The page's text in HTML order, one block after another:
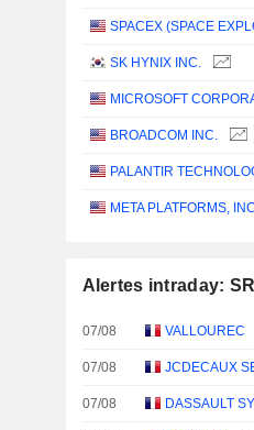
SK HYNIX INC.
MICROSOFT
BROADCOM INC.
META PLATFORMS, INC.
Alertes intraday:
07/08 VALLOUREC
07/08 JCDECAUX
07/08